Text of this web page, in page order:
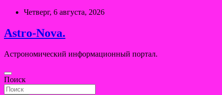
Перейти
содержимому
Четверг, 6 августа, 2026
Astro-Nova.
Астрономический информационный портал.
Поиск